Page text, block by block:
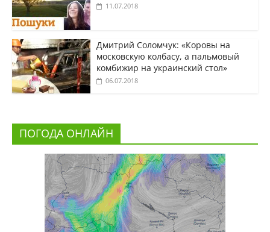
11.07.2018
Дмитрий Соломчук: «Коровы на
московскую колбасу, а пальмовый
комбижир на украинский стол»
06.07.2018
ПОГОДА ОНЛАЙН